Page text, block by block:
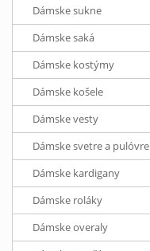
Dámske sukne
Dámske saká
Dámske kostýmy
Dámske košele
Dámske vesty
Dámske svetre a pulóvre
Dámske kardigany
Dámske roláky
Dámske overaly